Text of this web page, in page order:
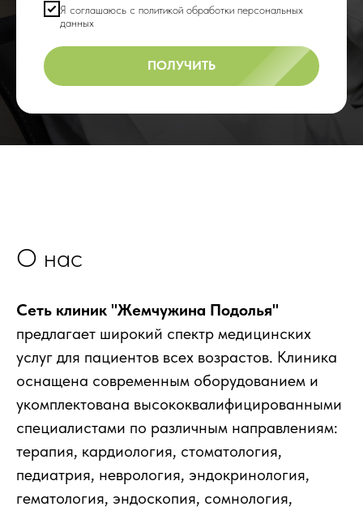
Я соглашаюсь с политикой обработки персональных
данных
ПОЛУЧИТЬ
О нас
Сеть клиник "Жемчужина Подолья"
предлагает широкий спектр медицинских
услуг для пациентов всех возрастов. Клиника
оснащена современным оборудованием и
укомплектована высококвалифицированными
специалистами по различным направлениям:
терапия, кардиология, стоматология,
педиатрия, неврология, эндокринология,
гематология, эндоскопия, сомнология,